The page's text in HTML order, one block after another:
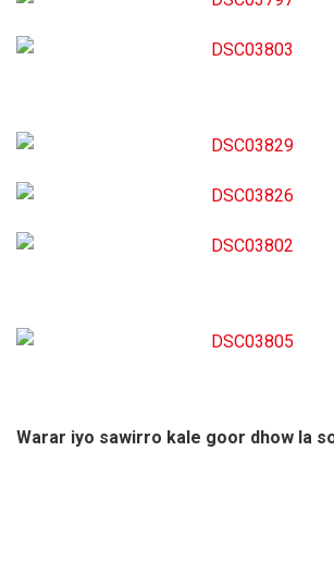
Warar iyo sawirro kale goor dhow la